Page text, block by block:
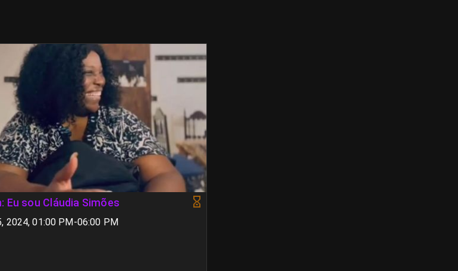
Eu sou Cláudia Simões
2024, 01:00 PM-06:00 PM